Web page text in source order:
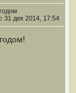
31 дек 2014, 17:54